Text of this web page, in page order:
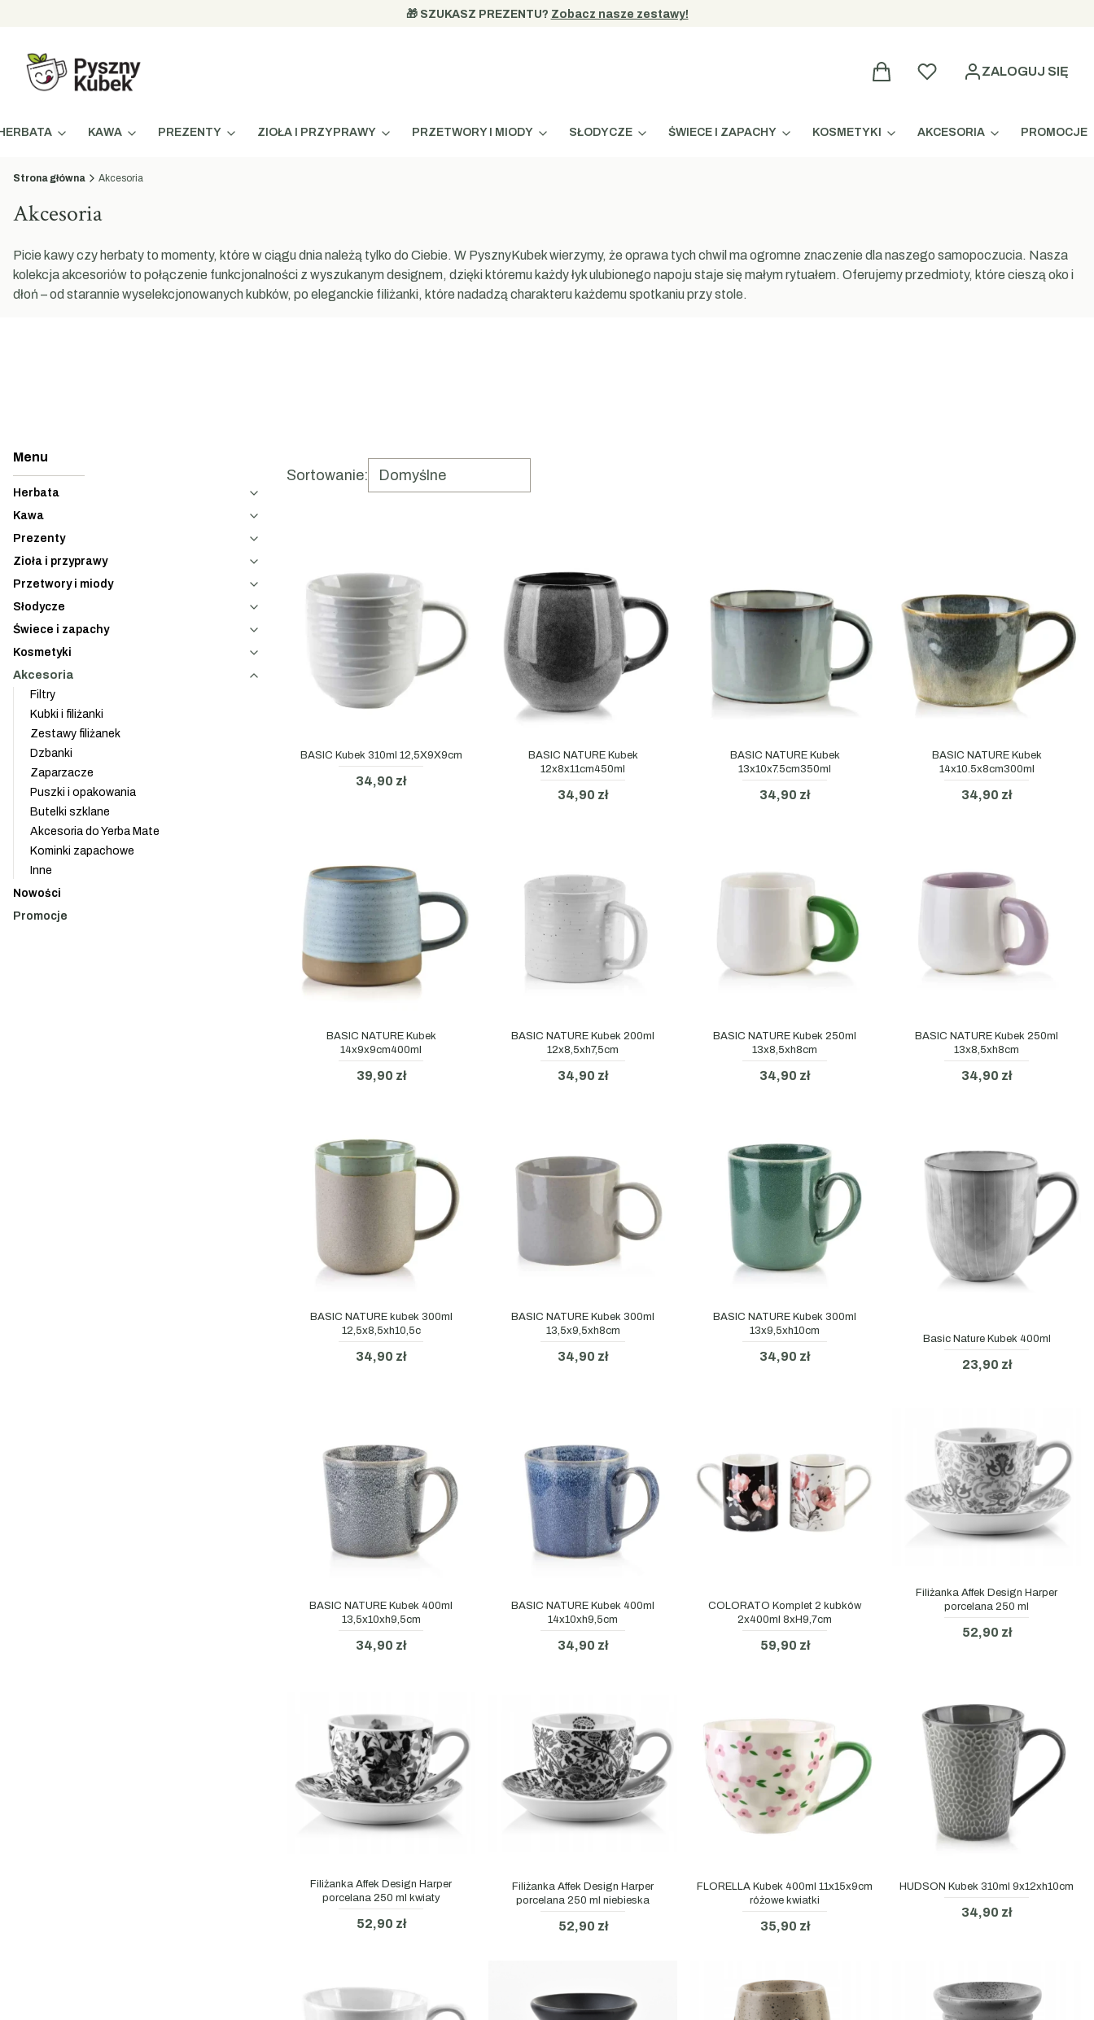
🎁 SZUKASZ PREZENTU? Zobacz nasze zestawy!
Produkty w koszyku
Ulubione ZALOGUJ SIĘ
KAWA PREZENTY ZIOŁA I PRZYPRAWY PRZETWORY I MIODY SŁODYCZE ŚWIECE I ZAPACHY KOSMETYKI AKCESORIA PROMOCJE
Strona główna Akcesoria
Akcesoria
Picie kawy czy herbaty to momenty, które w ciągu dnia należą tylko do Ciebie. W PysznyKubek wierzymy, że oprawa tych chwil ma ogromne znaczenie dla naszego samopoczucia. Nasza
kolekcja akcesoriów to połączenie funkcjonalności z wyszukanym designem, dzięki któremu każdy łyk ulubionego napoju staje się małym rytuałem. Oferujemy przedmioty, które cieszą oko i
dłoń – od starannie wyselekcjonowanych kubków, po eleganckie filiżanki, które nadadzą charakteru każdemu spotkaniu przy stole.
Herbata
Kawa
Prezenty
Zioła i przyprawy
Przetwory i miody
Słodycze
Świece i zapachy
Kosmetyki
Akcesoria
Filtry
Kubki i filiżanki
Zestawy filiżanek
Dzbanki
Zaparzacze
Puszki i opakowania
Butelki szklane
Akcesoria do Yerba Mate
Kominki zapachowe
Inne
Nowości
Promocje
Lista produktów
Sortowanie: Domyślne
BASIC Kubek 310ml 12,5X9X9cm
34,90 zł
BASIC NATURE Kubek
12x8x11cm450ml
34,90 zł
BASIC NATURE Kubek
13x10x7.5cm350ml
34,90 zł
BASIC NATURE Kubek
14x10.5x8cm300ml
34,90 zł
BASIC NATURE Kubek
14x9x9cm400ml
39,90 zł
BASIC NATURE Kubek 200ml
12x8,5xh7,5cm
34,90 zł
BASIC NATURE Kubek 250ml
13x8,5xh8cm
34,90 zł
BASIC NATURE Kubek 250ml
13x8,5xh8cm
34,90 zł
BASIC NATURE kubek 300ml
12,5x8,5xh10,5c
34,90 zł
BASIC NATURE Kubek 300ml
13,5x9,5xh8cm
34,90 zł
BASIC NATURE Kubek 300ml
13x9,5xh10cm
34,90 zł
Basic Nature Kubek 400ml
23,90 zł
BASIC NATURE Kubek 400ml
13,5x10xh9,5cm
34,90 zł
BASIC NATURE Kubek 400ml
14x10xh9,5cm
34,90 zł
COLORATO Komplet 2 kubków
2x400ml 8xH9,7cm
59,90 zł
Filiżanka Affek Design Harper
porcelana 250 ml
52,90 zł
Filiżanka Affek Design Harper
porcelana 250 ml kwiaty
52,90 zł
Filiżanka Affek Design Harper
porcelana 250 ml niebieska
52,90 zł
FLORELLA Kubek 400ml 11x15x9cm
różowe kwiatki
35,90 zł
HUDSON Kubek 310ml 9x12xh10cm
34,90 zł